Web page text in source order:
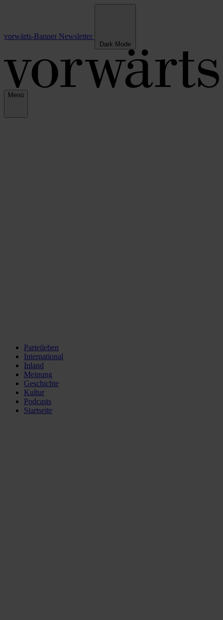
vorwärts-Banner Newsletter
Dark Mode
Menü
Parteileben
International
Inland
Meinung
Geschichte
Kultur
Podcasts
Startseite